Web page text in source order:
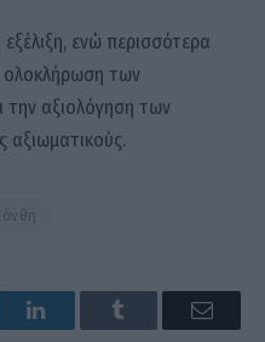
ενώ περισσότερα
ολοκλήρωση των
την αξιολόγηση των
Ξάνθη
LinkedInTumblr Email